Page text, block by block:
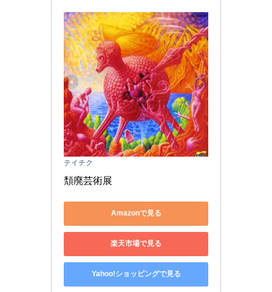
テイチク
頽廃芸術展
Amazonで見る
楽天市場で見る
Yahoo!ショッピングで見る